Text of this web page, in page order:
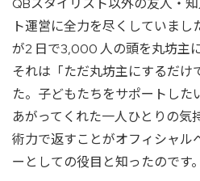
QBスタイリスト以外の友人・
ト運営に全力を尽くしていま
が2 日で3,000 人の頭を丸坊主
それは「ただ丸坊主にするだけ
た。子どもたちをサポートした
あがってくれた一人ひとりの気
術力で返すことがオフィシャル
ーとしての役目と知ったのです。